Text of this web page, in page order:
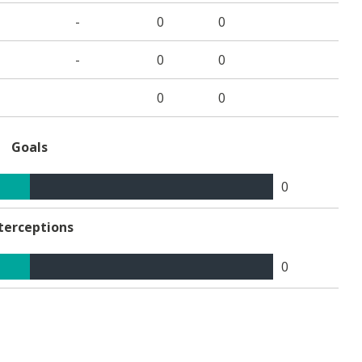
- 0 0
- 0 0
0 0
Goals
0
0